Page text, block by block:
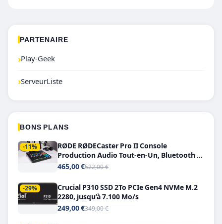
PARTENAIRE
›Play-Geek
›ServeurListe
BONS PLANS
-11%
RØDE RØDECaster Pro II Console
Production Audio Tout-en-Un, Bluetooth et
Double USB-C
465,00 €522,00 €
-29%
Crucial P310 SSD 2To PCIe Gen4 NVMe M.2
2280, jusqu’à 7.100 Mo/s
249,00 €349,00 €